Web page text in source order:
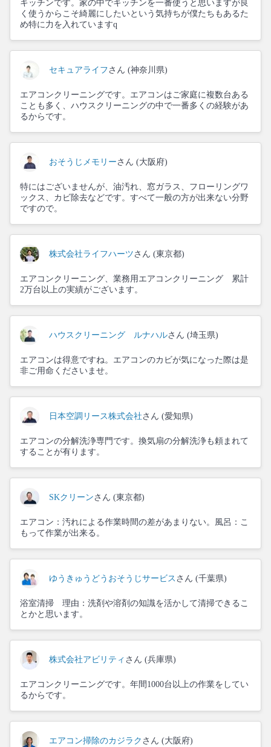
キッチンです。家の中でキッチンを一番使うと思いますが良
く使うからこそ綺麗にしたいという気持ちが僕たちもあるた
め特に力を入れていますq
セキュアライフ さん (神奈川県)
エアコンクリーニングです。エアコンはご家庭に複数台ある
ことも多く、ハウスクリーニングの中で一番多くの経験があ
るからです。
おそうじメモリー さん (大阪府)
特にはございませんが、油汚れ、窓ガラス、フローリングワ
ックス、カビ除去などです。すべて一般の方が出来ない分野
ですので。
株式会社ライフハーツ さん (東京都)
エアコンクリーニング、業務用エアコンクリーニング 累計
2万台以上の実績がございます。
ハウスクリーニング ルナハルさん (埼玉県)
エアコンは得意ですね。エアコンのカビが気になった際は是
非ご用命くださいませ。
日本空調リース株式会社 さん (愛知県)
エアコンの分解洗浄専門です。換気扇の分解洗浄も頼まれて
することが有ります。
SKクリーン さん (東京都)
エアコン：汚れによる作業時間の差があまりない。風呂：こ
もって作業が出来る。
ゆうきゅうどうおそうじサービス さん (千葉県)
浴室清掃 理由：洗剤や溶剤の知識を活かして清掃できるこ
とかと思います。
株式会社アビリティ さん (兵庫県)
エアコンクリーニングです。年間1000台以上の作業をしてい
るからです。
エアコン掃除のカジラク さん (大阪府)